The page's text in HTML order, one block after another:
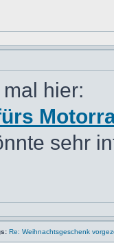
hier:
sehr
Re: Weihnachtsgeschenk